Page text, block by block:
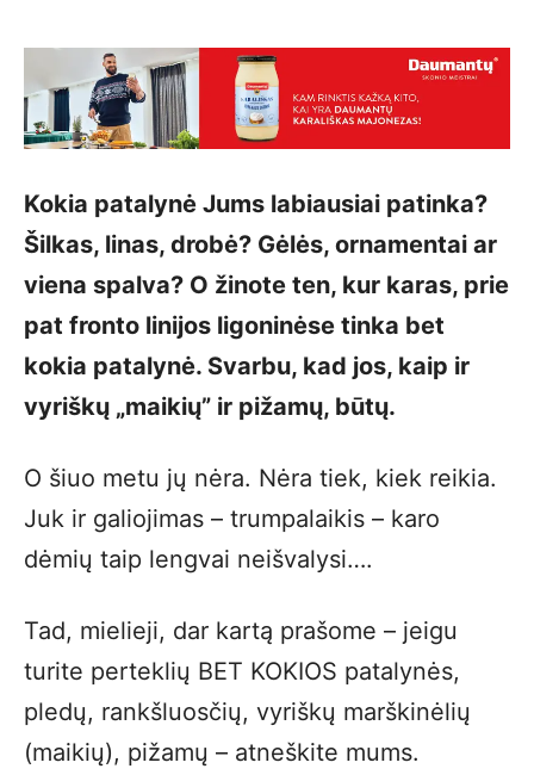
Kokia patalynė Jums labiausiai patinka?
Šilkas, linas, drobė? Gėlės, ornamentai ar
viena spalva? O žinote ten, kur karas, prie
pat fronto linijos ligoninėse tinka bet
kokia patalynė. Svarbu, kad jos, kaip ir
vyriškų „maikių” ir pižamų, būtų.
O šiuo metu jų nėra. Nėra tiek, kiek reikia.
Juk ir galiojimas – trumpalaikis – karo
dėmių taip lengvai neišvalysi….
Tad, mielieji, dar kartą prašome – jeigu
turite perteklių BET KOKIOS patalynės,
pledų, rankšluosčių, vyriškų marškinėlių
(maikių), pižamų – atneškite mums.